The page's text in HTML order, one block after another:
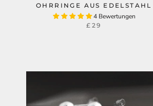
OHRRINGE AUS EDELSTAHL
4 Bewertungen
£29